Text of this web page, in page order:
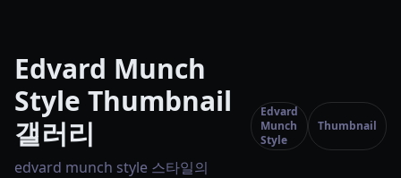
Edvard Munch
Style Thumbnail
갤러리
edvard munch style 스타일의
Edvard
Munch
Style
Thumbnail